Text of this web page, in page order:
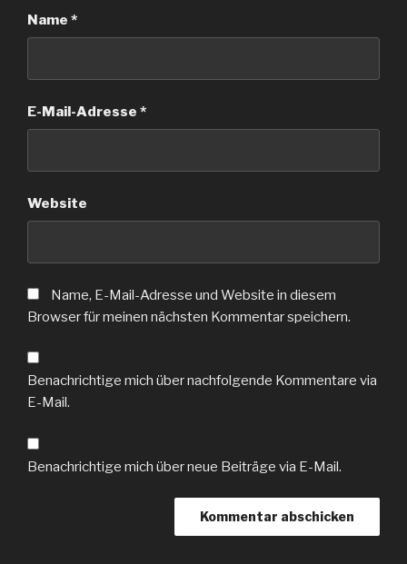
Name *
E-Mail-Adresse *
Website
Name, E-Mail-Adresse und Website in diesem
Browser für meinen nächsten Kommentar speichern.
Benachrichtige mich über nachfolgende Kommentare via
E-Mail.
Benachrichtige mich über neue Beiträge via E-Mail.